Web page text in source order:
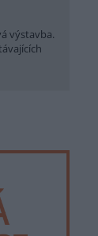
výstavba.